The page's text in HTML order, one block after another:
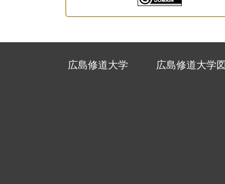
広島修道大学 広島修道大学